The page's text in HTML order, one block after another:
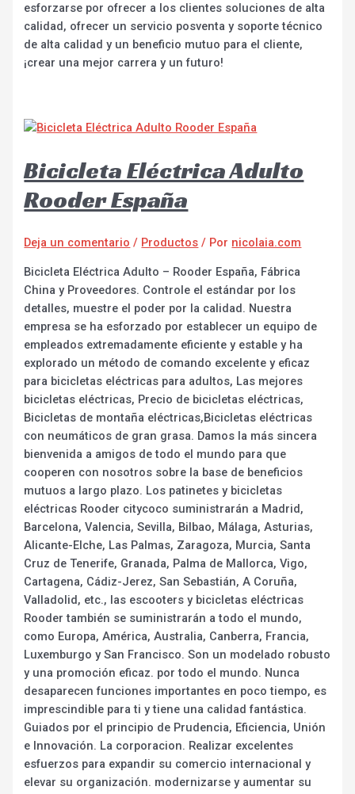
esforzarse por ofrecer a los clientes soluciones de alta
calidad, ofrecer un servicio posventa y soporte técnico
de alta calidad y un beneficio mutuo para el cliente,
¡crear una mejor carrera y un futuro!
Bicicleta Eléctrica Adulto
Rooder España
Deja un comentario / Productos / Por nicolaia.com
Bicicleta Eléctrica Adulto – Rooder España, Fábrica
China y Proveedores. Controle el estándar por los
detalles, muestre el poder por la calidad. Nuestra
empresa se ha esforzado por establecer un equipo de
empleados extremadamente eficiente y estable y ha
explorado un método de comando excelente y eficaz
para bicicletas eléctricas para adultos, Las mejores
bicicletas eléctricas, Precio de bicicletas eléctricas,
Bicicletas de montaña eléctricas,Bicicletas eléctricas
con neumáticos de gran grasa. Damos la más sincera
bienvenida a amigos de todo el mundo para que
cooperen con nosotros sobre la base de beneficios
mutuos a largo plazo. Los patinetes y bicicletas
eléctricas Rooder citycoco suministrarán a Madrid,
Barcelona, Valencia, Sevilla, Bilbao, Málaga, Asturias,
Alicante-Elche, Las Palmas, Zaragoza, Murcia, Santa
Cruz de Tenerife, Granada, Palma de Mallorca, Vigo,
Cartagena, Cádiz-Jerez, San Sebastián, A Coruña,
Valladolid, etc., las escooters y bicicletas eléctricas
Rooder también se suministrarán a todo el mundo,
como Europa, América, Australia, Canberra, Francia,
Luxemburgo y San Francisco. Son un modelado robusto
y una promoción eficaz. por todo el mundo. Nunca
desaparecen funciones importantes en poco tiempo, es
imprescindible para ti y tiene una calidad fantástica.
Guiados por el principio de Prudencia, Eficiencia, Unión
e Innovación. La corporacion. Realizar excelentes
esfuerzos para expandir su comercio internacional y
elevar su organización. modernizarse y aumentar su